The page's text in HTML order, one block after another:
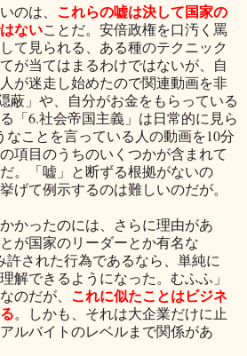
のは、 これらの嘘は決して国家の
ないことだ。安倍政権を口汚く罵
て見られる、ある種のテクニック
が当てはまるわけではないが、自
が迷走し始めたので関連動画を非
蔽」や、自分がお金をもらっている
「6.社会帝国主義」は日常的に見ら
なことを言っている人の動画を10分
項目のうちのいくつかが含まれて
。「嘘」と断ずる根拠がないの
げて例示するのは難しいのだが。
かったのには、さらに理由があ
が国家のリーダーとか有名な
許された行為であるなら、単純に
解できるようになった。むふふ」
のだが、 これに似たことはビジネ
。しかも、それは大企業だけに止
ルバイトのレベルまで関係があ